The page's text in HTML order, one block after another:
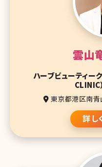
雲山
ハーブビューティー
CLINIC
東京都港区南
詳し